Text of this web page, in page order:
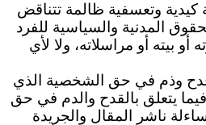
كيدية وتعسفية ظالمة تتناقض
حزب الله تناسيا المادة 17 من العهد الدولي الخاص بالحقوق المدنية والسياسية للفرد
أو مراسلاته، ولا لأي
يشكل بمثابة قدح وذم في حق الشخصية الذي
يتعلق بالقدح والدم في حق
ناشر المقال والجريدة